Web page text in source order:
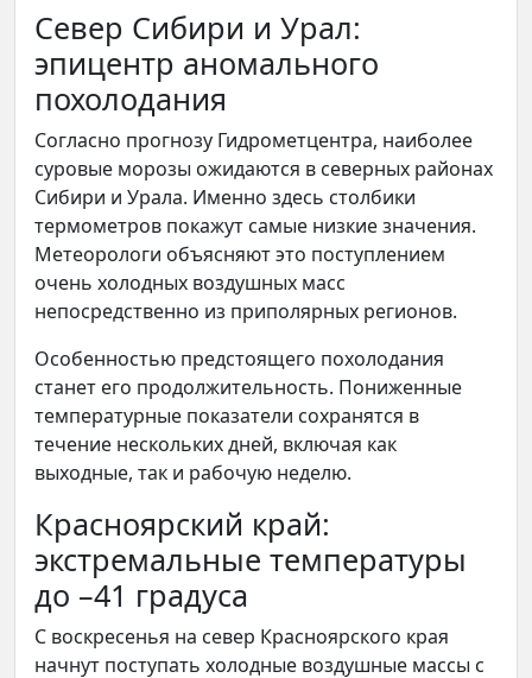
Север Сибири и Урал:
эпицентр аномального
похолодания
Согласно прогнозу Гидрометцентра, наиболее
суровые морозы ожидаются в северных районах
Сибири и Урала. Именно здесь столбики
термометров покажут самые низкие значения.
Метеорологи объясняют это поступлением
очень холодных воздушных масс
непосредственно из приполярных регионов.
Особенностью предстоящего похолодания
станет его продолжительность. Пониженные
температурные показатели сохранятся в
течение нескольких дней, включая как
выходные, так и рабочую неделю.
Красноярский край:
экстремальные температуры
до –41 градуса
С воскресенья на север Красноярского края
начнут поступать холодные воздушные массы с